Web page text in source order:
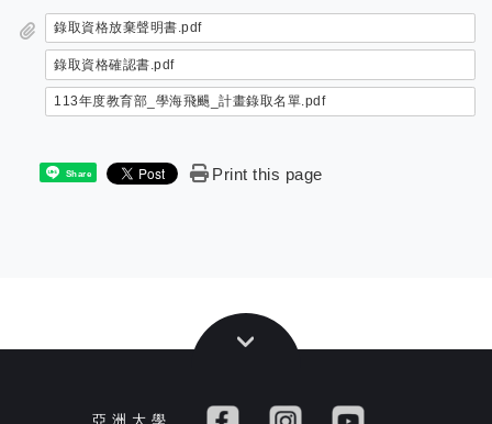
錄取資格放棄聲明書.pdf
錄取資格確認書.pdf
113年度教育部_學海飛颺_計畫錄取名單.pdf
Share Print this page
亞 洲 大 學